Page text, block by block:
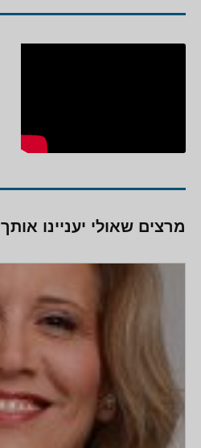
מרצים שאולי יעניינו אותך